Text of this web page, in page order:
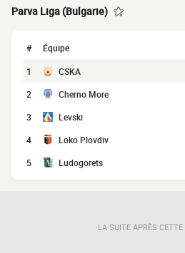
Parva Liga (Bulgarie)
# Équipe
1 CSKA
2
Cherno More
3 Levski
4 Loko Plovdiv
5 Ludogorets
LA SUITE APRÈS